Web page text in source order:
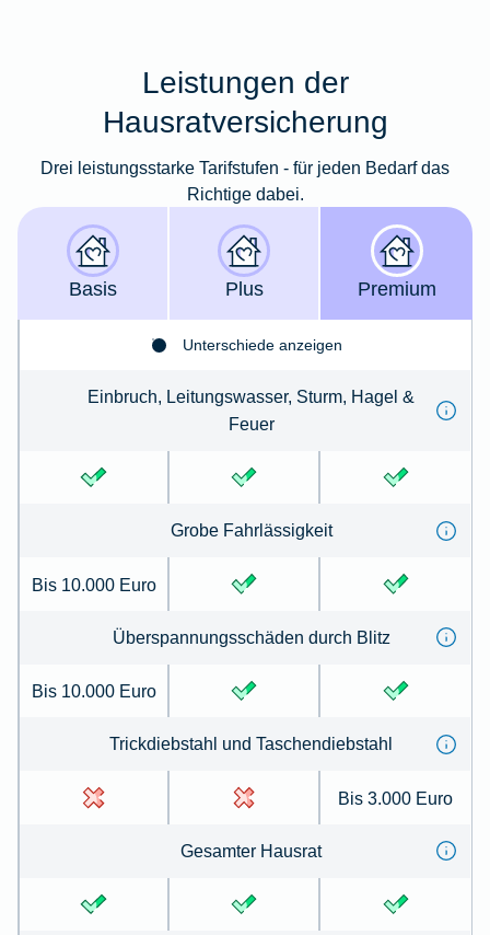
Leistungen der
Hausratversicherung
Drei leistungsstarke Tarifstufen - für jeden Bedarf das
Richtige dabei.
Basis Plus Premium
Unterschiede anzeigen
Einbruch, Leitungswasser, Sturm, Hagel &
Feuer
Grobe Fahrlässigkeit
Bis 10.000 Euro
Überspannungsschäden durch Blitz
Bis 10.000 Euro
Trickdiebstahl und Taschendiebstahl
Bis 3.000 Euro
Gesamter Hausrat